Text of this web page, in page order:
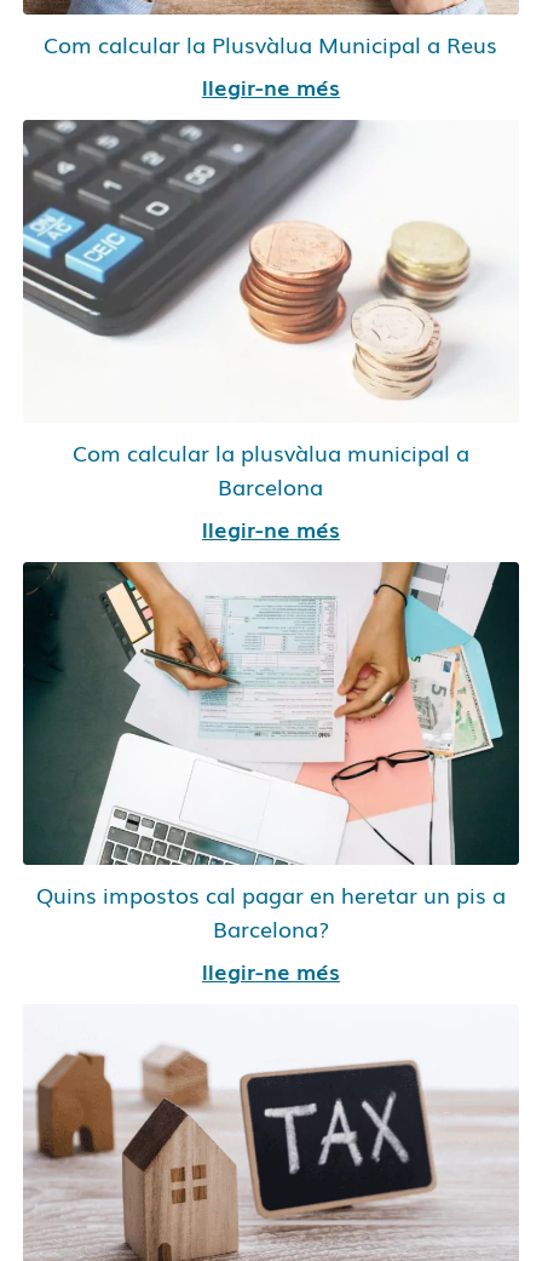
Com calcular la Plusvàlua Municipal a Reus
llegir-ne més
Com calcular la plusvàlua municipal a
Barcelona
llegir-ne més
Quins impostos cal pagar en heretar un pis a
Barcelona?
llegir-ne més